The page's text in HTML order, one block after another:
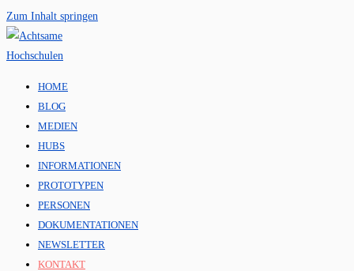
Zum Inhalt springen
HOME
BLOG
MEDIEN
HUBS
INFORMATIONEN
PROTOTYPEN
PERSONEN
DOKUMENTATIONEN
NEWSLETTER
KONTAKT